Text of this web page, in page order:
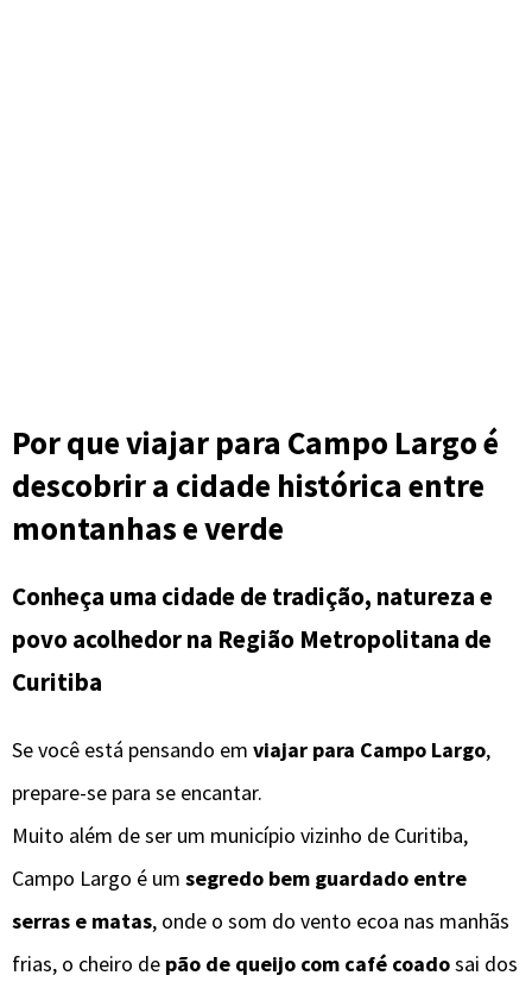
Por que viajar para Campo Largo é
descobrir a cidade histórica entre
montanhas e verde
Conheça uma cidade de tradição, natureza e
povo acolhedor na Região Metropolitana de
Curitiba
Se você está pensando em viajar para Campo Largo,
prepare-se para se encantar.
Muito além de ser um município vizinho de Curitiba,
Campo Largo é um segredo bem guardado entre
serras e matas, onde o som do vento ecoa nas manhãs
frias, o cheiro de pão de queijo com café coadosai dos